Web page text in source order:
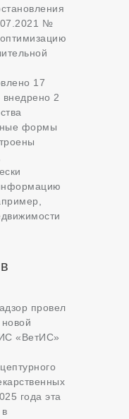
№
17
внедрено 2
формы
провел
«ВетИС»
года эта